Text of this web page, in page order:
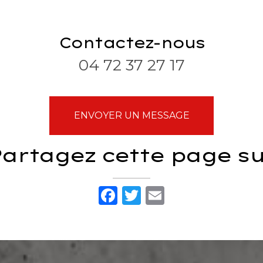
Contactez-nous
04 72 37 27 17
ENVOYER UN MESSAGE
cette page
Facebook
Twitter